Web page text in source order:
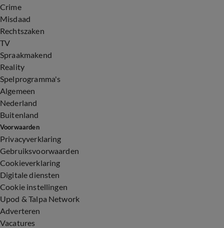
Crime
Misdaad
Rechtszaken
TV
Spraakmakend
Reality
Spelprogramma's
Algemeen
Nederland
Buitenland
Voorwaarden
Privacyverklaring
Gebruiksvoorwaarden
Cookieverklaring
Digitale diensten
Cookie instellingen
Upod & Talpa Network
Adverteren
Vacatures